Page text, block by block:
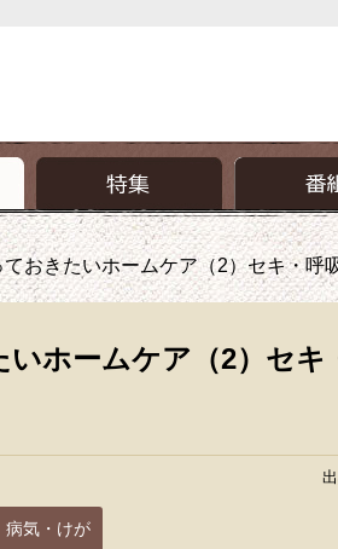
ておきたいホームケア（2）セキ・呼
ホームケア（2）セキ
病気・けが